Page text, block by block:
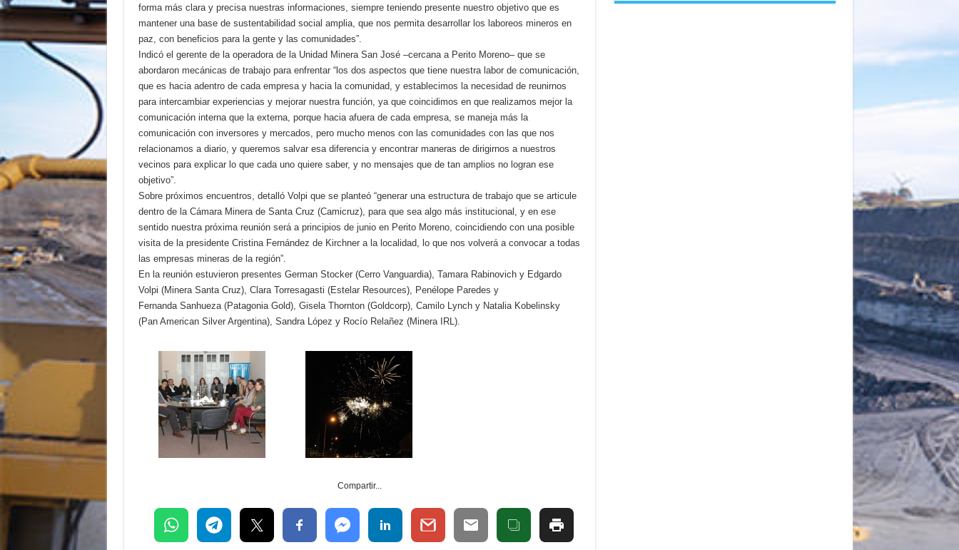
forma más clara y precisa nuestras informaciones, siempre teniendo presente nuestro objetivo que es
mantener una base de sustentabilidad social amplia, que nos permita desarrollar los laboreos mineros en
paz, con beneficios para la gente y las comunidades”.
Indicó el gerente de la operadora de la Unidad Minera San José –cercana a Perito Moreno– que se
abordaron mecánicas de trabajo para enfrentar “los dos aspectos que tiene nuestra labor de comunicación,
que es hacia adentro de cada empresa y hacia la comunidad, y establecimos la necesidad de reunirnos
para intercambiar experiencias y mejorar nuestra función, ya que coincidimos en que realizamos mejor la
comunicación interna que la externa, porque hacia afuera de cada empresa, se maneja más la
comunicación con inversores y mercados, pero mucho menos con las comunidades con las que nos
relacionamos a diario, y queremos salvar esa diferencia y encontrar maneras de dirigirnos a nuestros
vecinos para explicar lo que cada uno quiere saber, y no mensajes que de tan amplios no logran ese
objetivo”.
Sobre próximos encuentros, detalló Volpi que se planteó “generar una estructura de trabajo que se articule
dentro de la Cámara Minera de Santa Cruz (Camicruz), para que sea algo más institucional, y en ese
sentido nuestra próxima reunión será a principios de junio en Perito Moreno, coincidiendo con una posible
visita de la presidente Cristina Fernández de Kirchner a la localidad, lo que nos volverá a convocar a todas
las empresas mineras de la región”.
En la reunión estuvieron presentes German Stocker (Cerro Vanguardia), Tamara Rabinovich y Edgardo
Volpi (Minera Santa Cruz), Clara Torresagasti (Estelar Resources), Penélope Paredes y
Fernanda Sanhueza (Patagonia Gold), Gisela Thornton (Goldcorp), Camilo Lynch y Natalia Kobelinsky
(Pan American Silver Argentina), Sandra López y Rocío Relañez (Minera IRL).
Compartir...